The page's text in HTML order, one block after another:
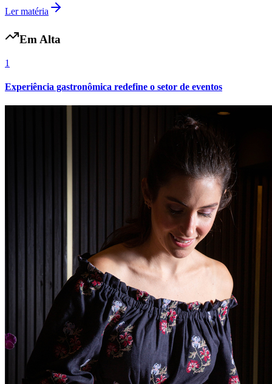
Fluminense
Ler matéria
Em Alta
1
Experiência gastronômica redefine o setor de eventos